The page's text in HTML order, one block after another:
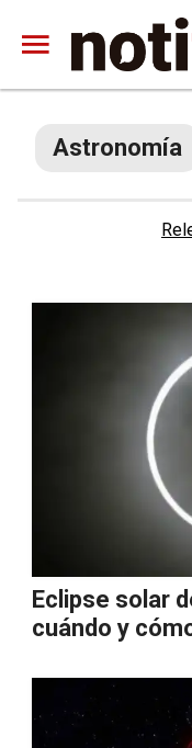
Astronomía
Eclipse solar
cuándo y